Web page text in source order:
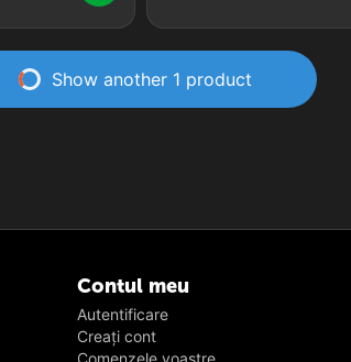
Show another 1 product
Contul meu
Autentificare
Creați cont
Сomenzele voastre